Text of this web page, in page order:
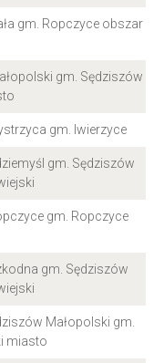
gm. Ropczyce obszar
gm. Sędziszów
gm. Iwierzyce
gm. Sędziszów
gm. Ropczyce
gm. Sędziszów
Małopolski gm.
miasto